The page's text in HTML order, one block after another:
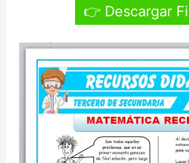
👉 Descargar